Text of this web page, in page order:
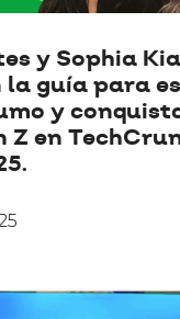
y Sophia
la guía para
y
Z en